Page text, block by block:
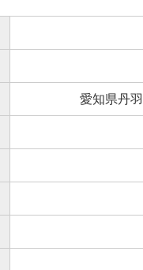
愛知県丹